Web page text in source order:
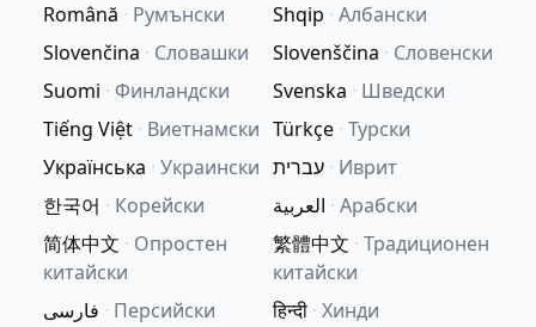
Română · Румънски Shqip · Албански
Slovenčina · Словашки Slovenščina · Словенски
Suomi · Финландски Svenska · Шведски
Tiếng Việt · Виетнамски Türkçe · Турски
Українська · Украински עברית · Иврит
한국어 · Корейски العربية · Арабски
简体中文 · Опростен
китайски
繁體中文 · Традиционен
китайски
فارسی · Персийски हिन्दी · Хинди